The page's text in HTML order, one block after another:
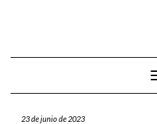
23 de junio de 2023